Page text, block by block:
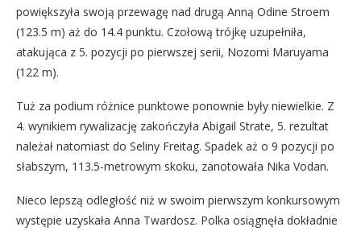
powiększyła swoją przewagę nad drugą Anną Odine Stroem
(123.5 m) aż do 14.4 punktu. Czołową trójkę uzupełniła,
atakująca z 5. pozycji po pierwszej serii, Nozomi Maruyama
(122 m).
Tuż za podium różnice punktowe ponownie były niewielkie. Z
4. wynikiem rywalizację zakończyła Abigail Strate, 5. rezultat
należał natomiast do Seliny Freitag. Spadek aż o 9 pozycji po
słabszym, 113.5-metrowym skoku, zanotowała Nika Vodan.
Nieco lepszą odległość niż w swoim pierwszym konkursowym
występie uzyskała Anna Twardosz. Polka osiągnęła dokładnie